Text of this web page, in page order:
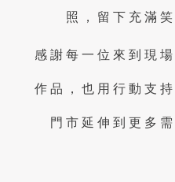
照，留下充滿
感謝每一位來到現
作品，也用行動支
門市延伸到更多